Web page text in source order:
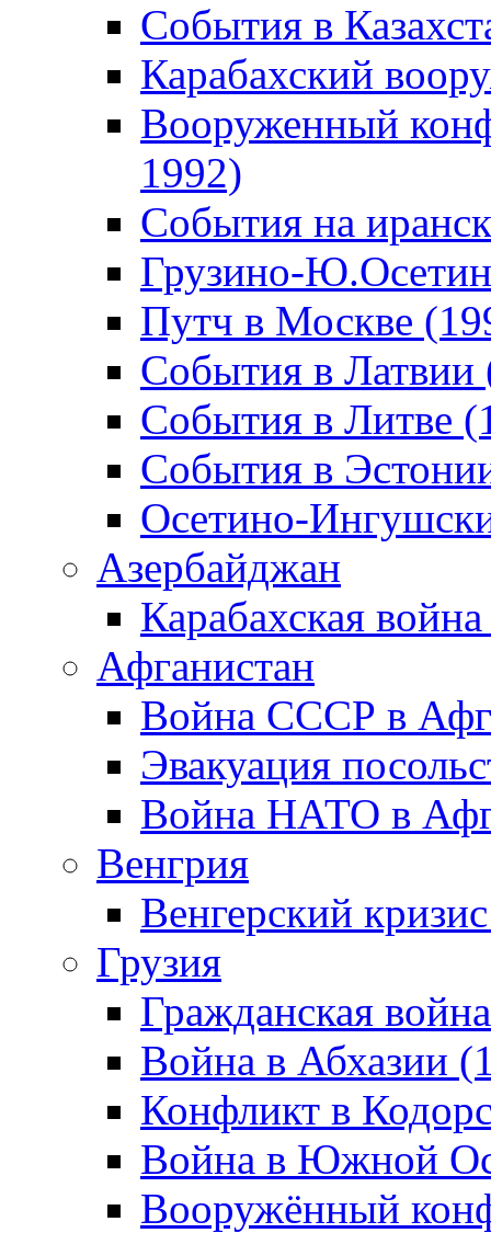
События в
Карабахский
Вооруженный
1992)
События на
Грузино-
Путч в Москве
События в Латвии
События в Литве
События в
Осетино-
Азербайджан
Карабахская
Афганистан
Война СССР в
Эвакуация
Война НАТО в
Венгрия
Венгерский
Грузия
Гражданская
Война в Абхазии
Конфликт в
Война в Южной
Вооружённый